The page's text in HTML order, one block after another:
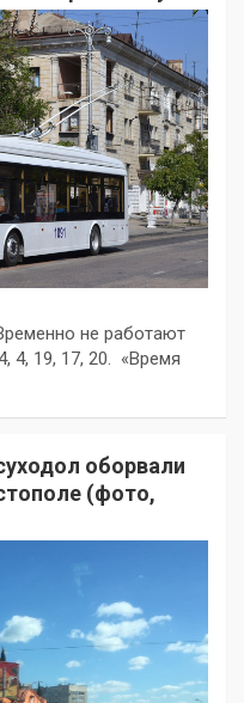
не работают
4, 19, 17, 20. «Время
оборвали
(фото,